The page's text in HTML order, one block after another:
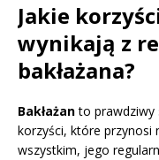
Jakie
wynikają z
bakłażana?
Bakłażanto prawdziwy
korzyści, które przynosi
wszystkim, jego